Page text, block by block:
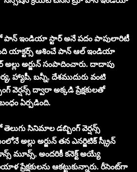
పాన్ ఇండియా స్టార్ అనే ప‌దం పాపులారిటీ
యాక్ట‌ర్స్ ఆశించే పాన్ ఆల్ ఇండియా
అల్లు అర్జున్ సంపాదించారు. దాదాపు
హ్యాపీ, బ‌న్నీ, దేశ‌ముదురు వంటి
ద్వారా అక్క‌డి ప్రేక్ష‌కుల‌తో
ఏర్ప‌డింది.
సినిమాల డ‌బ్బింగ్ వెర్ష‌న్స్
అల్లు అర్జున్ త‌న ఎన‌ర్జిటిక్ స్క్రీన్
మూవ్స్‌, అంద‌రికీ క‌నెక్ట్ అయ్యే
ఆక‌ట్టుకున్నారు. రీసెంట్‌గా